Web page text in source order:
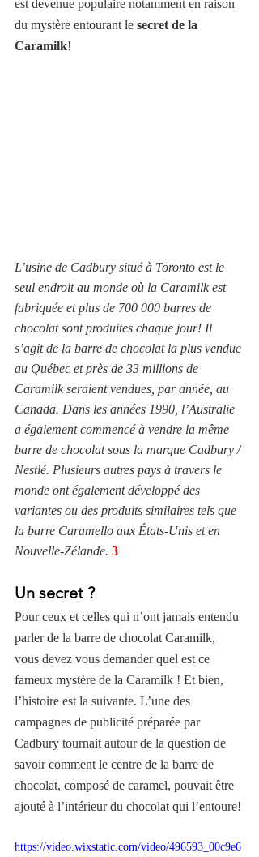
est devenue populaire notamment en raison
du mystère entourant le secret de la
Caramilk!
L’usine de Cadbury situé à Toronto est le
seul endroit au monde où la Caramilk est
fabriquée et plus de 700 000 barres de
chocolat sont produites chaque jour! Il
s’agit de la barre de chocolat la plus vendue
au Québec et près de 33 millions de
Caramilk seraient vendues, par année, au
Canada. Dans les années 1990, l’Australie
a également commencé à vendre la même
barre de chocolat sous la marque Cadbury /
Nestlé. Plusieurs autres pays à travers le
monde ont également développé des
variantes ou des produits similaires tels que
la barre Caramello aux États-Unis et en
Nouvelle-Zélande. 3
Un secret ?
Pour ceux et celles qui n’ont jamais entendu
parler de la barre de chocolat Caramilk,
vous devez vous demander quel est ce
fameux mystère de la Caramilk ! Et bien,
l’histoire est la suivante. L’une des
campagnes de publicité préparée par
Cadbury tournait autour de la question de
savoir comment le centre de la barre de
chocolat, composé de caramel, pouvait être
ajouté à l’intérieur du chocolat qui l’entoure!
https://video.wixstatic.com/video/496593_00c9e6